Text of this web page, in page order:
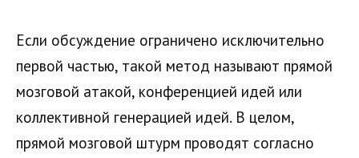
Если обсуждение ограничено исключительно
первой частью, такой метод называют прямой
мозговой атакой, конференцией идей или
коллективной генерацией идей. В целом,
прямой мозговой штурм проводят согласно